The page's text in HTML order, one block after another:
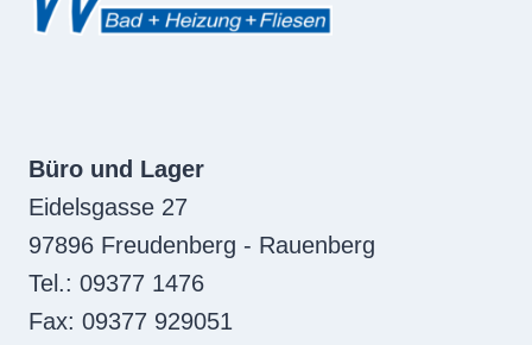
Büro und Lager
Eidelsgasse 27
97896 Freudenberg - Rauenberg
Tel.: 09377 1476
Fax: 09377 929051